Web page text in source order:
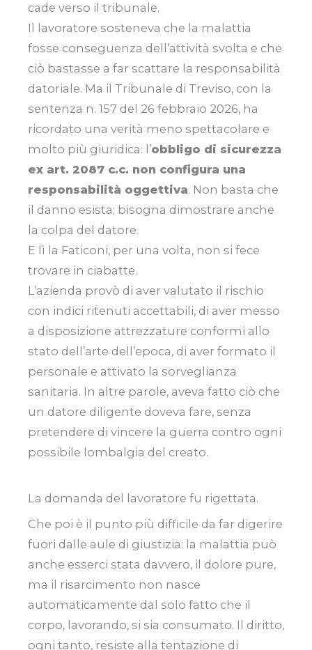
cade verso il tribunale.
Il lavoratore sosteneva che la malattia
fosse conseguenza dell’attività svolta e che
ciò bastasse a far scattare la responsabilità
datoriale. Ma il Tribunale di Treviso, con la
sentenza n. 157 del 26 febbraio 2026, ha
ricordato una verità meno spettacolare e
molto più giuridica: l’obbligo di sicurezza
ex art. 2087 c.c. non configura una
responsabilità oggettiva. Non basta che
il danno esista; bisogna dimostrare anche
la colpa del datore.
E lì la Faticoni, per una volta, non si fece
trovare in ciabatte.
L’azienda provò di aver valutato il rischio
con indici ritenuti accettabili, di aver messo
a disposizione attrezzature conformi allo
stato dell’arte dell’epoca, di aver formato il
personale e attivato la sorveglianza
sanitaria. In altre parole, aveva fatto ciò che
un datore diligente doveva fare, senza
pretendere di vincere la guerra contro ogni
possibile lombalgia del creato.
La domanda del lavoratore fu rigettata.
Che poi è il punto più difficile da far digerire
fuori dalle aule di giustizia: la malattia può
anche esserci stata davvero, il dolore pure,
ma il risarcimento non nasce
automaticamente dal solo fatto che il
corpo, lavorando, si sia consumato. Il diritto,
ogni tanto, resiste alla tentazione di